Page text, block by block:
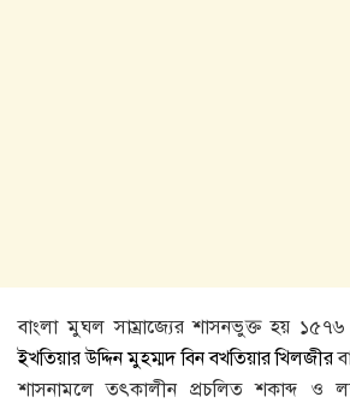
বাংলা মুঘল সাম্রাজ্যের শাসনভুক্ত হয় ১৫৭৬
ইখতিয়ার উদ্দিন মুহম্মদ বিন বখতিয়ার খিলজীর
শাসনামলে তৎকালীন প্রচলিত শকাব্দ ও